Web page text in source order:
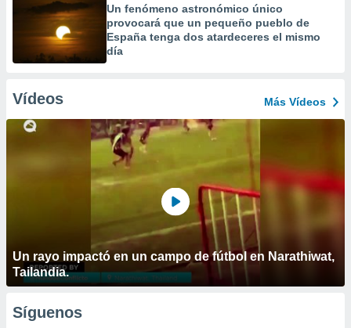
Un fenómeno astronómico único
provocará que un pequeño pueblo de
España tenga dos atardeceres el mismo
día
Vídeos Más Vídeos
Un rayo impactó en un campo de fútbol en Narathiwat,
Tailandia.
Síguenos